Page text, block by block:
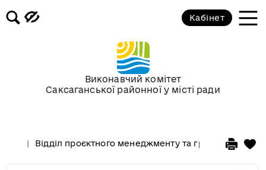
Виконавчий комітет
Саксаганської районної у місті ради
Кабінет
Відділ проєктного менеджменту та грантової
Сектор проєктного менеджменту
Сектор грантової діяльності
Сектор підтримки стартапів та
відділу